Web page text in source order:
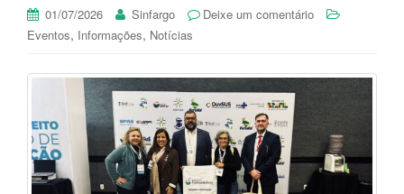
01/07/2026 Sinfargo
Deixe um comentário
Eventos, Informações, Notícias